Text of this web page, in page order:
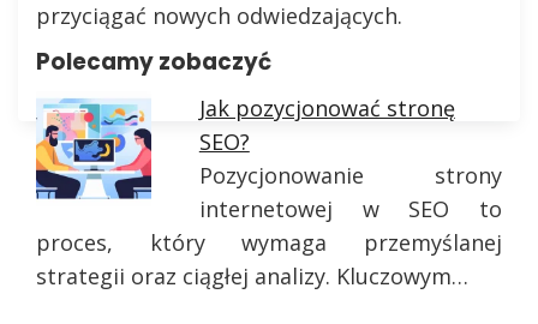
przyciągać nowych odwiedzających.
Polecamy zobaczyć
Jak pozycjonować stronę
SEO?
Pozycjonowanie strony
internetowej w SEO to
proces, który wymaga przemyślanej
strategii oraz ciągłej analizy. Kluczowym…